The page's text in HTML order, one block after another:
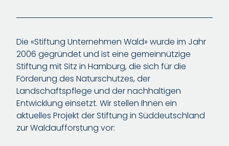
Die «Stiftung Unternehmen Wald» wurde im Jahr
2006 gegründet und ist eine gemeinnützige
Stiftung mit Sitz in Hamburg, die sich für die
Förderung des Naturschutzes, der
Landschaftspflege und der nachhaltigen
Entwicklung einsetzt. Wir stellen Ihnen ein
aktuelles Projekt der Stiftung in Süddeutschland
zur Waldaufforstung vor: